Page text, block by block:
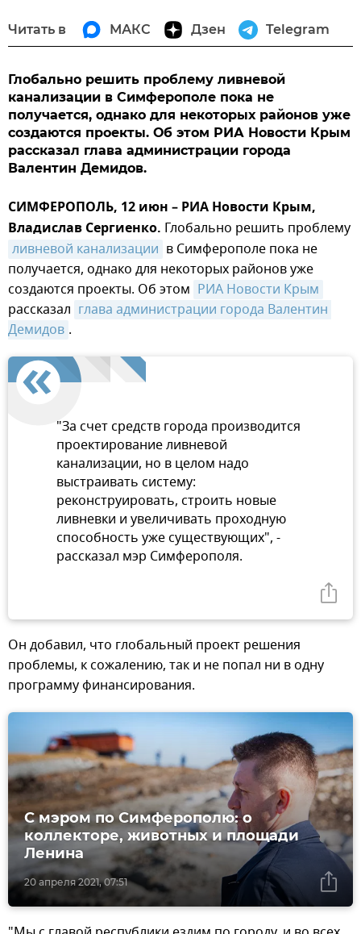
Читать в МАКС Дзен Telegram
Глобально решить проблему ливневой
канализации в Симферополе пока не
получается, однако для некоторых районов уже
создаются проекты. Об этом РИА Новости Крым
рассказал глава администрации города
Валентин Демидов.
СИМФЕРОПОЛЬ, 12 июн – РИА Новости Крым,
Владислав Сергиенко. Глобально решить проблему
ливневой канализации в Симферополе пока не
получается, однако для некоторых районов уже
создаются проекты. Об этом РИА Новости Крым
рассказал глава администрации города Валентин
Демидов .
"За счет средств города производится
проектирование ливневой
канализации, но в целом надо
выстраивать систему:
реконструировать, строить новые
ливневки и увеличивать проходную
способность уже существующих", -
рассказал мэр Симферополя.
Он добавил, что глобальный проект решения
проблемы, к сожалению, так и не попал ни в одну
программу финансирования.
20 апреля 2021, 07:51
С мэром по Симферополю: о
коллекторе, животных и площади
Ленина